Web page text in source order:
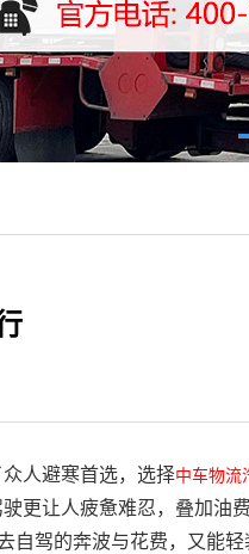
人避寒首选，选择中车物流
更让人疲惫难忍，叠加油
自驾的奔波与花费，又能轻